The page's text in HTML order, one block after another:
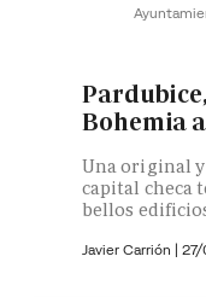
Bohemia
Una original y
capital checa
bellos
Javier Carrión |